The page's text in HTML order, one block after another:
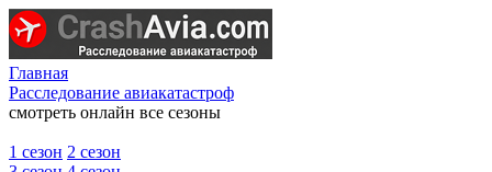
Главная
Расследование авиакатастроф
смотреть онлайн все сезоны
1 сезон 2 сезон